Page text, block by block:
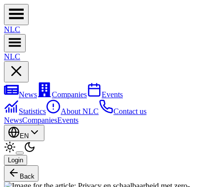
NLC
NLC
News Companies
Events
Statistics
About NLC
Contact us
NewsCompaniesEvents
EN
Login
Back